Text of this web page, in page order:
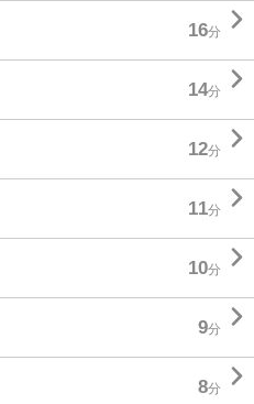
16分 
14分 
12分 
11分 
10分 
9分 
8分 